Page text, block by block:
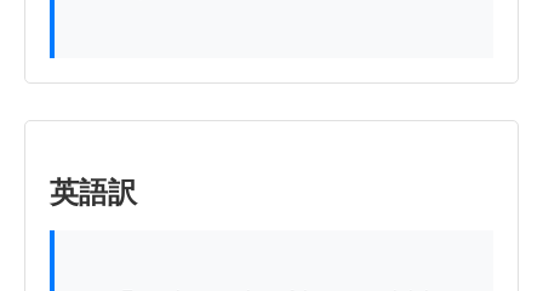
英語訳